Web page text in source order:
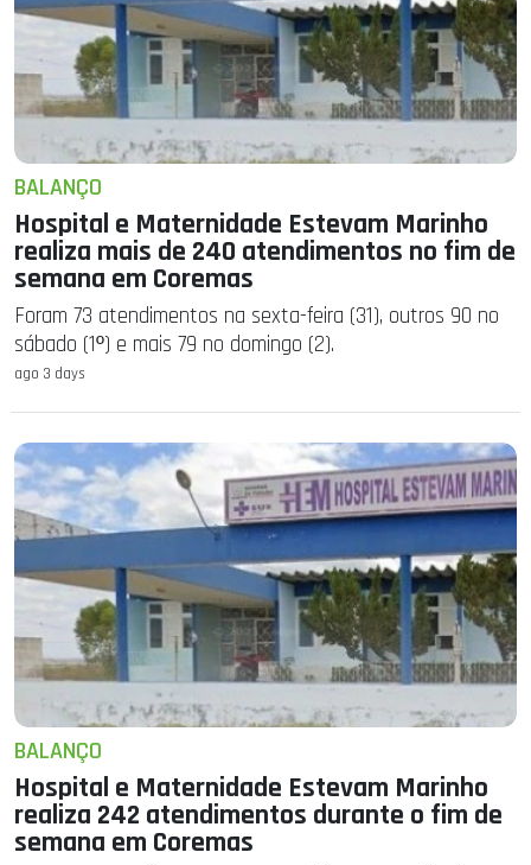
BALANÇO
Hospital e Maternidade Estevam Marinho
realiza mais de 240 atendimentos no fim de
semana em Coremas
Foram 73 atendimentos na sexta-feira (31), outros 90 no
sábado (1º) e mais 79 no domingo (2).
ago 3 days
BALANÇO
Hospital e Maternidade Estevam Marinho
realiza 242 atendimentos durante o fim de
semana em Coremas